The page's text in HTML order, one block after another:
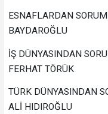
ESNAFLARDAN
BAYDAROĞLU
İŞ DÜNYASINDAN
FERHAT TÖRÜK
TÜRK DÜNYASINDAN
ALİ HIDIROĞLU